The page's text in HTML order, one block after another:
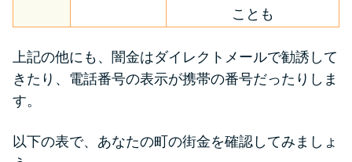
ことも
上記の他にも、闇金はダイレクトメールで勧誘して
きたり、電話番号の表示が携帯の番号だったりしま
す。
以下の表で、あなたの町の街金を確認してみましょ